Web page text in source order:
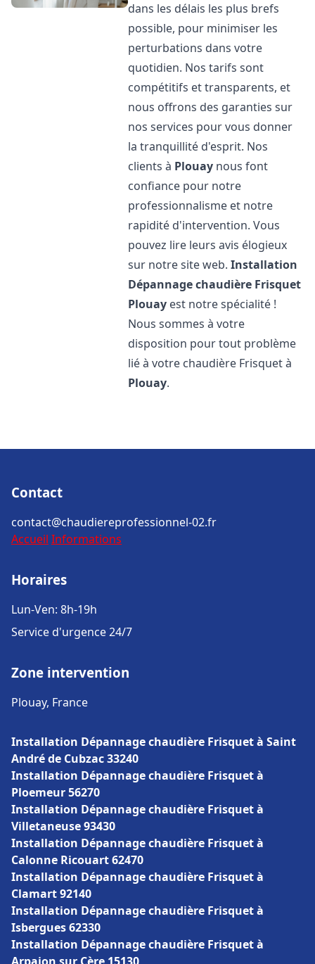
dans les délais les plus brefs
possible, pour minimiser les
perturbations dans votre
quotidien. Nos tarifs sont
compétitifs et transparents, et
nous offrons des garanties sur
nos services pour vous donner
la tranquillité d'esprit. Nos
clients à Plouay nous font
confiance pour notre
professionnalisme et notre
rapidité d'intervention. Vous
pouvez lire leurs avis élogieux
sur notre site web.Installation
Dépannage chaudière Frisquet
Plouay est notre spécialité !
Nous sommes à votre
disposition pour tout problème
lié à votre chaudière Frisquet à
Plouay.
Contact
contact@chaudiereprofessionnel-02.fr
Accueil Informations
Horaires
Lun-Ven: 8h-19h
Service d'urgence 24/7
Zone intervention
Plouay, France
Installation Dépannage chaudière Frisquet à Saint
André de Cubzac 33240
Installation Dépannage chaudière Frisquet à
Ploemeur 56270
Installation Dépannage chaudière Frisquet à
Villetaneuse 93430
Installation Dépannage chaudière Frisquet à
Calonne Ricouart 62470
Installation Dépannage chaudière Frisquet à
Clamart 92140
Installation Dépannage chaudière Frisquet à
Isbergues 62330
Installation Dépannage chaudière Frisquet à